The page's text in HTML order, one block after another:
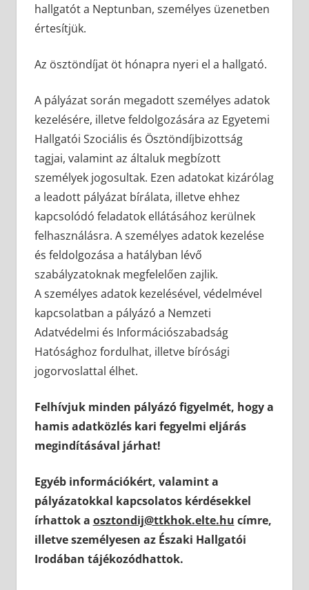
hallgatót a Neptunban, személyes üzenetben
értesítjük.
Az ösztöndíjat öt hónapra nyeri el a hallgató.
A pályázat során megadott személyes adatok
kezelésére, illetve feldolgozására az Egyetemi
Hallgatói Szociális és Ösztöndíjbizottság
tagjai, valamint az általuk megbízott
személyek jogosultak. Ezen adatokat kizárólag
a leadott pályázat bírálata, illetve ehhez
kapcsolódó feladatok ellátásához kerülnek
felhasználásra. A személyes adatok kezelése
és feldolgozása a hatályban lévő
szabályzatoknak megfelelően zajlik.
A személyes adatok kezelésével, védelmével
kapcsolatban a pályázó a Nemzeti
Adatvédelmi és Információszabadság
Hatósághoz fordulhat, illetve bírósági
jogorvoslattal élhet.
Felhívjuk minden pályázó figyelmét, hogy a
hamis adatközlés kari fegyelmi eljárás
megindításával járhat!
Egyéb információkért, valamint a
pályázatokkal kapcsolatos kérdésekkel
írhattok a osztondij@ttkhok.elte.hu címre,
illetve személyesen az Északi Hallgatói
Irodában tájékozódhattok.